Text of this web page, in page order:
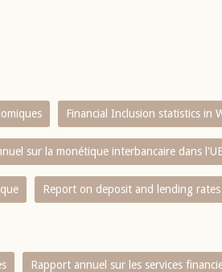
Financial Inclusion statistics in
sur la monétique interbancaire dans
Report on deposit and lending rates
Rapport annuel sur les services